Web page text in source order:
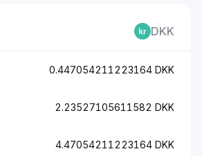
DKK
0.447054211223164 DKK
2.23527105611582 DKK
4.47054211223164 DKK